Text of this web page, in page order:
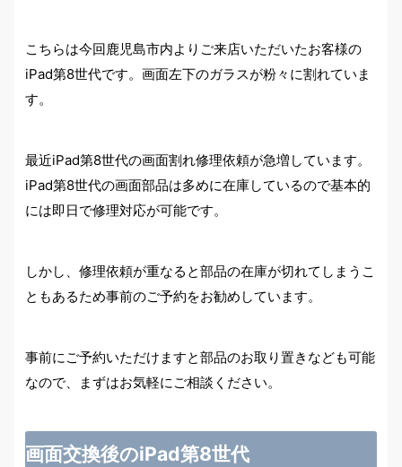
こちらは今回鹿児島市内よりご来店いただいたお客様の
iPad第8世代です。画面左下のガラスが粉々に割れていま
す。
最近iPad第8世代の画面割れ修理依頼が急増しています。
iPad第8世代の画面部品は多めに在庫しているので基本的
には即日で修理対応が可能です。
しかし、修理依頼が重なると部品の在庫が切れてしまうこ
ともあるため事前のご予約をお勧めしています。
事前にご予約いただけますと部品のお取り置きなども可能
なので、まずはお気軽にご相談ください。
画面交換後のiPad第8世代